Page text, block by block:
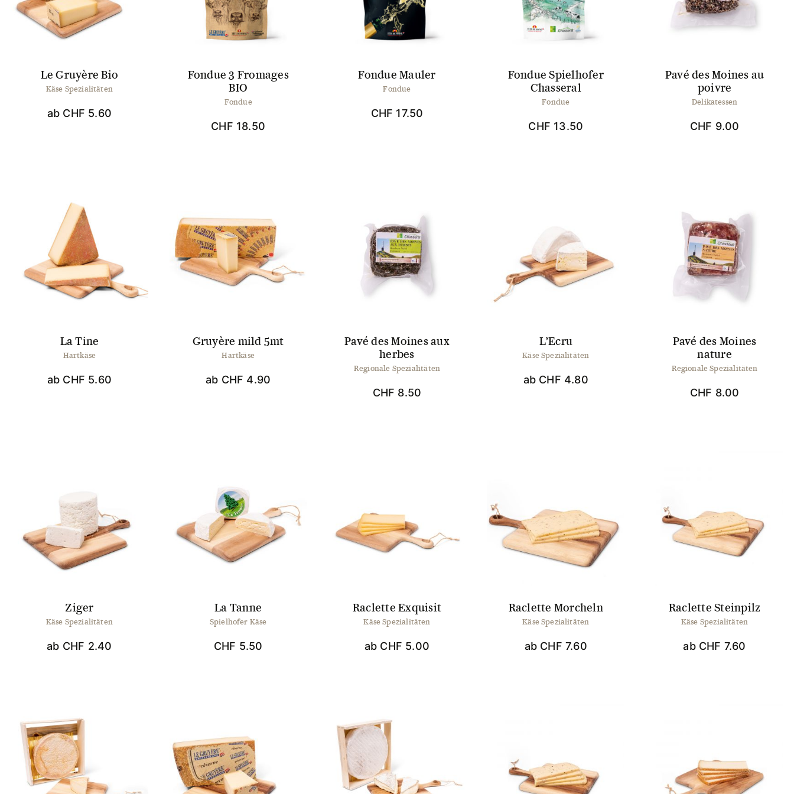
Optionen
können
auf
gewählt
werden
Optionen
können
auf
gewählt
werden
Optionen
können
auf
gewählt
werden
Optionen
können
auf
gewählt
werden
Le Gruyère Bio
Käse Spezialitäten
ab CHF 5.60
mehrere
Varianten
auf.
Die
Optionen
können
auf
der
werden
Fondue 3 Fromages
BIO
Fondue
CHF 18.50
Fondue Mauler
Fondue
CHF 17.50
Fondue Spielhofer
Chasseral
Fondue
CHF 13.50
Pavé des Moines au
poivre
Delikatessen
CHF 9.00
La Tine
Hartkäse
ab CHF 5.60
auf.
Die
Optionen
können
auf
der
Gruyère mild 5mt
Hartkäse
ab CHF 4.90
Varianten
auf.
Die
Optionen
können
auf
der
Pavé des Moines aux
herbes
Regionale Spezialitäten
CHF 8.50
L’Ecru
Käse Spezialitäten
ab CHF 4.80
Die
Optionen
können
auf
der
werden
Pavé des Moines
nature
Regionale Spezialitäten
CHF 8.00
Ziger
Käse Spezialitäten
ab CHF 2.40
Produkt
weist
mehrere
Varianten
auf.
Die
La Tanne
Spielhofer Käse
CHF 5.50
Raclette Exquisit
Käse Spezialitäten
ab CHF 5.00
Die
Raclette Morcheln
Käse Spezialitäten
ab CHF 7.60
auf.
Die
Raclette Steinpilz
Käse Spezialitäten
ab CHF 7.60
Varianten
auf.
Die